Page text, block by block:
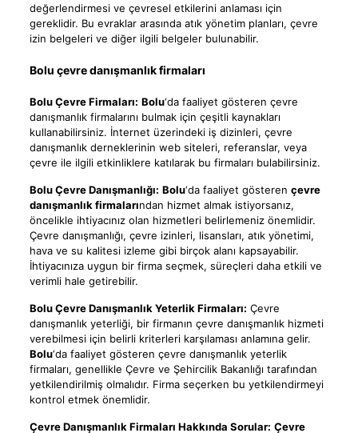
değerlendirmesi ve çevresel etkilerini anlaması için
gereklidir. Bu evraklar arasında atık yönetim planları, çevre
izin belgeleri ve diğer ilgili belgeler bulunabilir.
Bolu çevre danışmanlık firmaları
Bolu Çevre Firmaları: Bolu‘da faaliyet gösteren çevre
danışmanlık firmalarını bulmak için çeşitli kaynakları
kullanabilirsiniz. İnternet üzerindeki iş dizinleri, çevre
danışmanlık derneklerinin web siteleri, referanslar, veya
çevre ile ilgili etkinliklere katılarak bu firmaları bulabilirsiniz.
Bolu Çevre Danışmanlığı: Bolu‘da faaliyet gösteren çevre
danışmanlık firmalarından hizmet almak istiyorsanız,
öncelikle ihtiyacınız olan hizmetleri belirlemeniz önemlidir.
Çevre danışmanlığı, çevre izinleri, lisansları, atık yönetimi,
hava ve su kalitesi izleme gibi birçok alanı kapsayabilir.
İhtiyacınıza uygun bir firma seçmek, süreçleri daha etkili ve
verimli hale getirebilir.
Bolu Çevre Danışmanlık Yeterlik Firmaları: Çevre
danışmanlık yeterliği, bir firmanın çevre danışmanlık hizmeti
verebilmesi için belirli kriterleri karşılaması anlamına gelir.
Bolu‘da faaliyet gösteren çevre danışmanlık yeterlik
firmaları, genellikle Çevre ve Şehircilik Bakanlığı tarafından
yetkilendirilmiş olmalıdır. Firma seçerken bu yetkilendirmeyi
kontrol etmek önemlidir.
Çevre Danışmanlık Firmaları Hakkında Sorular: Çevre